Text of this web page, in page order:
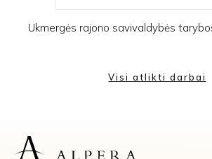
Ukmergės rajono savivaldybės
Visi atlikti darbai